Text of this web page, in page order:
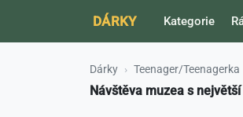
DÁRKY Kategorie
Dárky Teenager/Teenagerka
Návštěva muzea s